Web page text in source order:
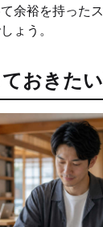
余裕を持った
ょう。
おきた